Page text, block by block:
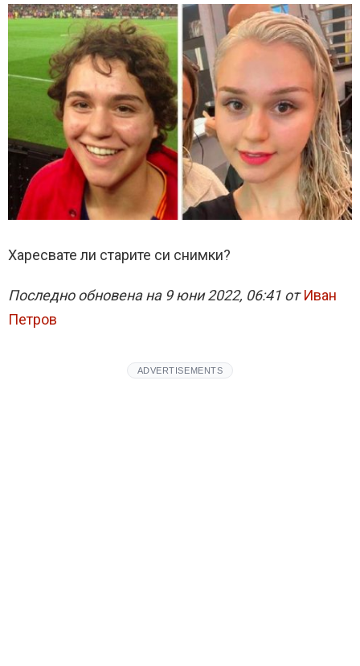
Харесвате ли старите си снимки?
Последно обновена на 9 юни 2022, 06:41 от Иван
Петров
ADVERTISEMENTS